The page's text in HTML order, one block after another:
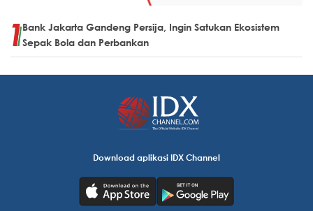
Bank Jakarta Gandeng Persija, Ingin Satukan Ekosistem
Sepak Bola dan Perbankan
Download aplikasi IDX Channel